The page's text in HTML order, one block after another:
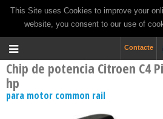
This Site uses Cookies to improve your
website, you consent to our use of
Contacte
Chip de potencia Citroen C4
hp
para motor common rail